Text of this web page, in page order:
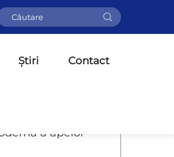
Știri
Contact
a răzuitorilor
a apelor